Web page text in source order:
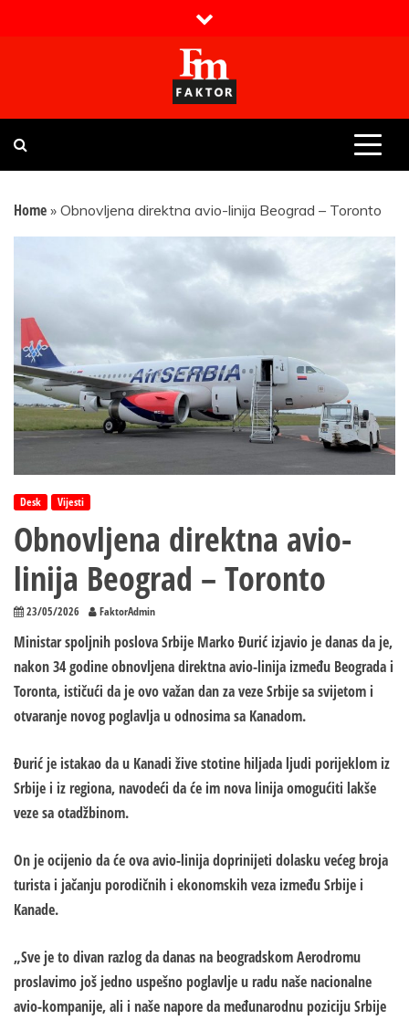
Faktor magazin
Uvijek presudan
Home » Obnovljena direktna avio-linija Beograd – Toronto
Desk Vijesti
Obnovljena direktna avio-
linija Beograd – Toronto
23/05/2026 FaktorAdmin
Ministar spoljnih poslova Srbije Marko Đurić izjavio je danas da je,
nakon 34 godine obnovljena direktna avio-linija između Beograda i
Toronta, ističući da je ovo važan dan za veze Srbije sa svijetom i
otvaranje novog poglavlja u odnosima sa Kanadom.
Đurić je istakao da u Kanadi žive stotine hiljada ljudi porijeklom iz
Srbije i iz regiona, navodeći da će im nova linija omogućiti lakše
veze sa otadžbinom.
On je ocijenio da će ova avio-linija doprinijeti dolasku većeg broja
turista i jačanju porodičnih i ekonomskih veza između Srbije i
Kanade.
„Sve je to divan razlog da danas na beogradskom Aerodromu
proslavimo još jedno uspešno poglavlje u radu naše nacionalne
avio-kompanije, ali i naše napore da međunarodnu poziciju Srbije